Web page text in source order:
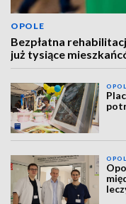
OPOLE
Bezpłatna
już tysiące